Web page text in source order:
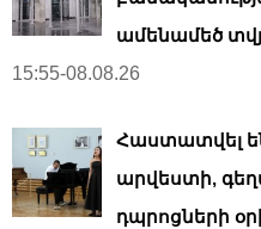
ամենամեծ
15:55-08.08.26
Հաստատվել
արվեստի,
դպրոցների